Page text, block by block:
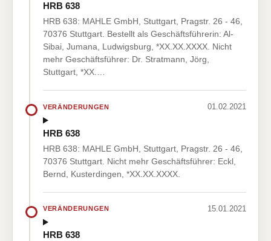
HRB 638
HRB 638: MAHLE GmbH, Stuttgart, Pragstr. 26 - 46,
70376 Stuttgart. Bestellt als Geschäftsführerin: Al-
Sibai, Jumana, Ludwigsburg, *XX.XX.XXXX. Nicht
mehr Geschäftsführer: Dr. Stratmann, Jörg,
Stuttgart, *XX.…
VERÄNDERUNGEN 01.02.2021
HRB 638
HRB 638: MAHLE GmbH, Stuttgart, Pragstr. 26 - 46,
70376 Stuttgart. Nicht mehr Geschäftsführer: Eckl,
Bernd, Kusterdingen, *XX.XX.XXXX.
VERÄNDERUNGEN 15.01.2021
HRB 638